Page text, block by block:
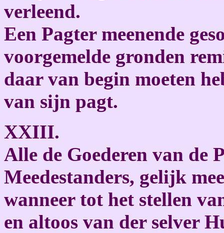
verleend.
Een Pagter meenende
voorgemelde gronden
daar van begin moeten
van sijn pagt.
XXIII.
Alle de Goederen van de
Meedestanders, gelijk
wanneer tot het stellen
en altoos van der selver